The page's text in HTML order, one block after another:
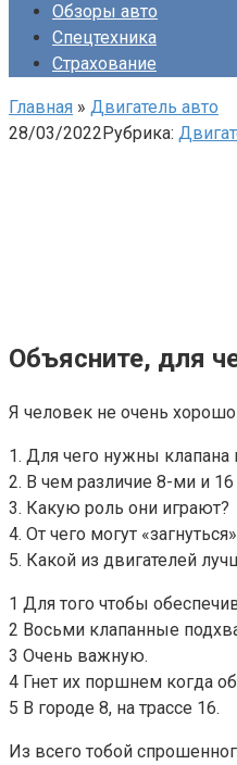
Обзоры авто
Спецтехника
Страхование
Главная » Двигатель авто
28/03/2022Рубрика:
Объясните, для
Я человек не очень
1. Для чего нужны клапана
2. В чем различие 8-ми и
3. Какую роль они играют?
4. От чего могут
5. Какой из двигателей
1 Для того чтобы
2 Восьми клапанные
3 Очень важную.
4 Гнет их поршнем когда
5 В городе 8, на трассе 16.
Из всего тобой